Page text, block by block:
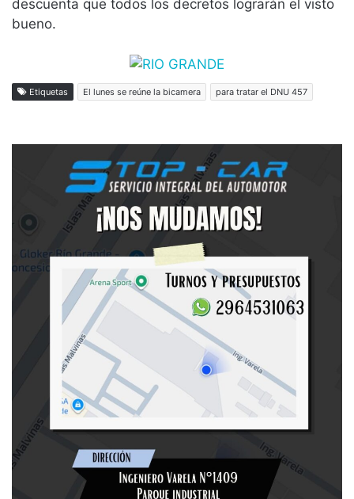
descuenta que todos los decretos lograrán el visto
bueno.
Etiquetas El lunes se reúne la bicamera para tratar el DNU 457